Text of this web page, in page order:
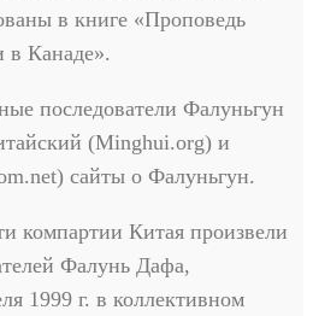
в книге «Проповедь
в Канаде».
последователи Фалуньгун
(Minghui.org) и
сайты о Фалуньгун.
компартии Китая произвели
Фалунь Дафа,
1999 г. в коллективном